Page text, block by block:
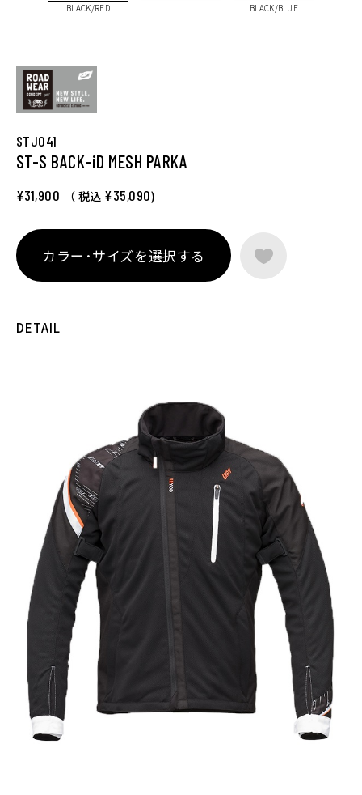
BLACK/RED BLACK/BLUE
STJ041
ST-S BACK-iD MESH PARKA
¥31,900 （ 税込 ¥35,090)
カラー･サイズを選択する
DETAIL